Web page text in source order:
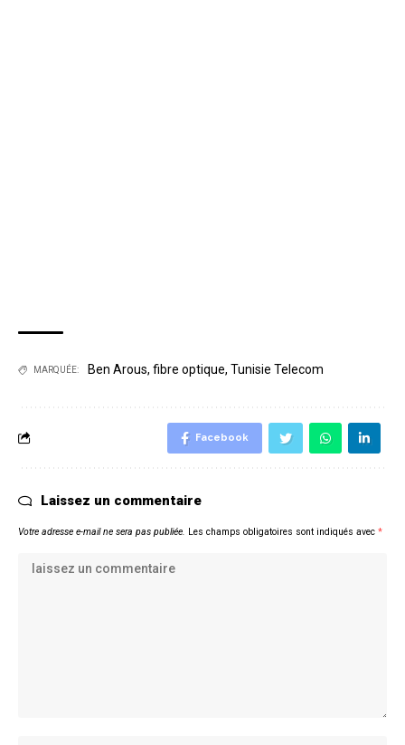
MARQUÉE: Ben Arous, fibre optique, Tunisie Telecom
Facebook
Laissez un commentaire
Votre adresse e-mail ne sera pas publiée. Les champs obligatoires sont indiqués avec *